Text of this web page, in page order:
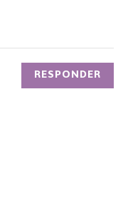
RESPONDER